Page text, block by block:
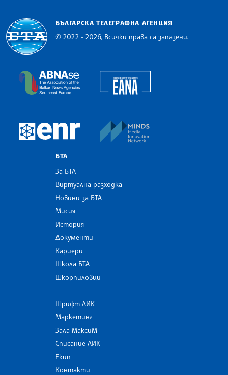
БЪЛГАРСКА ТЕЛЕГРАФНА АГЕНЦИЯ
© 2022 - 2026, Всички права са запазени.
The Assocoation of the Balkan News Agencies
European Newsroom
БТА
За БТА
Виртуална разходка
Новини за БТА
Мисия
История
Документи
Кариери
Школа БТА
Шкорпиловци
Шрифт ЛИК
Маркетинг
Зала МаксиМ
Списание ЛИК
Екип
Контакти